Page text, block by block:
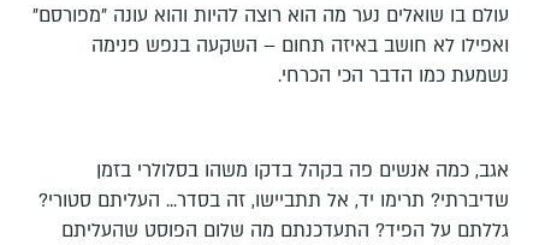
עולם בו שואלים נער מה הוא רוצה להיות והוא עונה "מפורסם"
ואפילו לא חושב באיזה תחום – השקעה בנפש פנימה
נשמעת כמו הדבר הכי הכרחי.
אגב, כמה אנשים פה בקהל בדקו משהו בסלולרי בזמן
שדיברתי? תרימו יד, אל תתביישו, זה בסדר... העליתם סטורי?
גללתם על הפיד? התעדכנתם מה שלום הפוסט שהעליתם